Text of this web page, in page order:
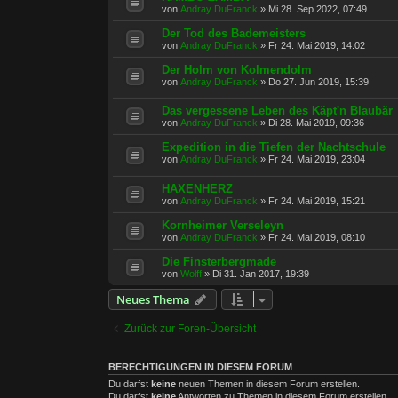
von Andray DuFranck » Mi 28. Sep 2022, 07:49
Der Tod des Bademeisters
von Andray DuFranck » Fr 24. Mai 2019, 14:02
Der Holm von Kolmendolm
von Andray DuFranck » Do 27. Jun 2019, 15:39
Das vergessene Leben des Käpt'n Blaubär
von Andray DuFranck » Di 28. Mai 2019, 09:36
Expedition in die Tiefen der Nachtschule
von Andray DuFranck » Fr 24. Mai 2019, 23:04
HAXENHERZ
von Andray DuFranck » Fr 24. Mai 2019, 15:21
Kornheimer Verseleyn
von Andray DuFranck » Fr 24. Mai 2019, 08:10
Die Finsterbergmade
von Wolff » Di 31. Jan 2017, 19:39
Neues Thema
Zurück zur Foren-Übersicht
BERECHTIGUNGEN IN DIESEM FORUM
Du darfst keine neuen Themen in diesem Forum erstellen.